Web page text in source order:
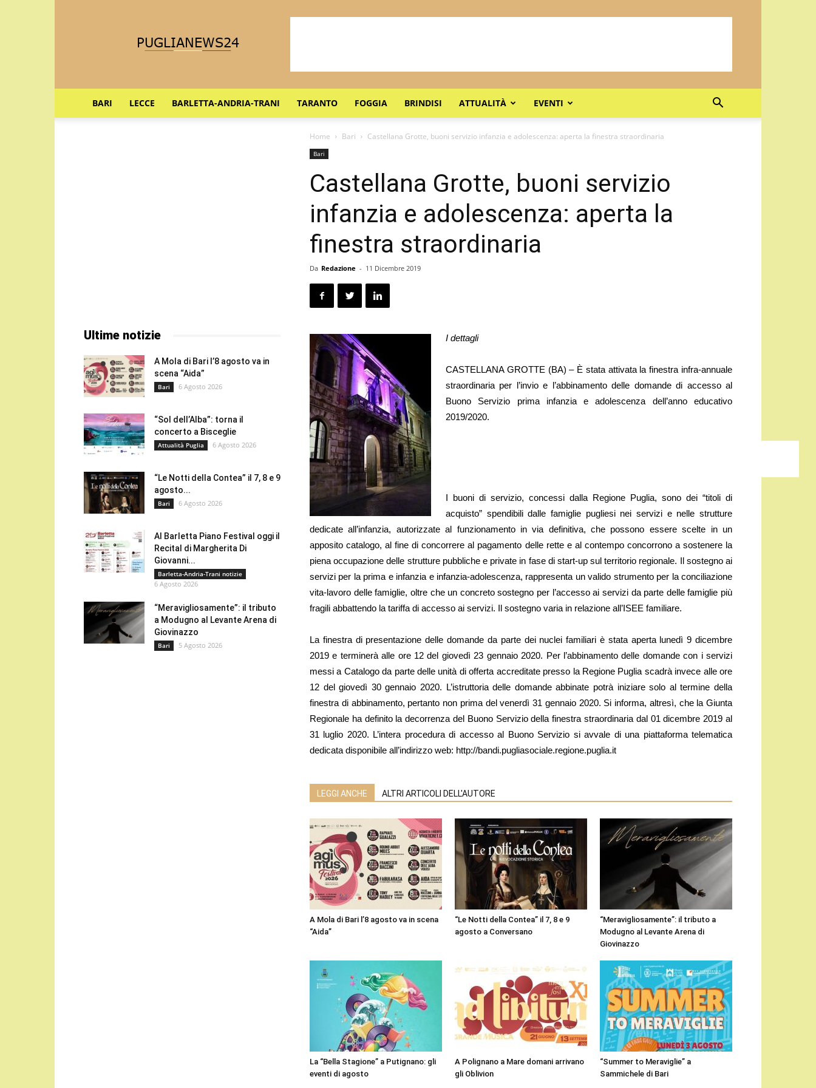
BARI LECCE BARLETTA-ANDRIA-TRANI TARANTO FOGGIA BRINDISI ATTUALITÀ EVENTI
Home Bari Castellana Grotte, buoni servizio infanzia e adolescenza: aperta la finestra straordinaria
Bari
Castellana Grotte, buoni servizio
infanzia e adolescenza: aperta la
finestra straordinaria
Da Redazione - 11 Dicembre 2019
I dettagli
CASTELLANA GROTTE (BA) – È stata attivata la finestra infra-annuale
straordinaria per l’invio e l’abbinamento delle domande di accesso al
Buono Servizio prima infanzia e adolescenza dell’anno educativo
2019/2020.
I buoni di servizio, concessi dalla Regione Puglia, sono dei “titoli di
acquisto” spendibili dalle famiglie pugliesi nei servizi e nelle strutture
dedicate all’infanzia, autorizzate al funzionamento in via definitiva, che possono essere scelte in un
apposito catalogo, al fine di concorrere al pagamento delle rette e al contempo concorrono a sostenere la
piena occupazione delle strutture pubbliche e private in fase di start-up sul territorio regionale. Il sostegno ai
servizi per la prima e infanzia e infanzia-adolescenza, rappresenta un valido strumento per la conciliazione
vita-lavoro delle famiglie, oltre che un concreto sostegno per l’accesso ai servizi da parte delle famiglie più
fragili abbattendo la tariffa di accesso ai servizi. Il sostegno varia in relazione all’ISEE familiare.
La finestra di presentazione delle domande da parte dei nuclei familiari è stata aperta lunedì 9 dicembre
2019 e terminerà alle ore 12 del giovedì 23 gennaio 2020. Per l’abbinamento delle domande con i servizi
messi a Catalogo da parte delle unità di offerta accreditate presso la Regione Puglia scadrà invece alle ore
12 del giovedì 30 gennaio 2020. L’istruttoria delle domande abbinate potrà iniziare solo al termine della
finestra di abbinamento, pertanto non prima del venerdì 31 gennaio 2020. Si informa, altresì, che la Giunta
Regionale ha definito la decorrenza del Buono Servizio della finestra straordinaria dal 01 dicembre 2019 al
31 luglio 2020. L’intera procedura di accesso al Buono Servizio si avvale di una piattaforma telematica
dedicata disponibile all’indirizzo web: http://bandi.pugliasociale.regione.puglia.it
LEGGI ANCHE ALTRI ARTICOLI DELL'AUTORE
A Mola di Bari l’8 agosto va in scena
“Aida”
“Le Notti della Contea” il 7, 8 e 9
agosto a Conversano
“Meravigliosamente”: il tributo a
Modugno al Levante Arena di
Giovinazzo
La “Bella Stagione” a Putignano: gli
eventi di agosto
A Polignano a Mare domani arrivano
gli Oblivion
“Summer to Meraviglie” a
Sammichele di Bari
Ultime notizie
A Mola di Bari l’8 agosto va in
scena “Aida”
Bari 6 Agosto 2026
“Sol dell’Alba”: torna il
concerto a Bisceglie
Attualità Puglia 6 Agosto 2026
“Le Notti della Contea” il 7, 8 e 9
agosto...
Bari 6 Agosto 2026
Al Barletta Piano Festival oggi il
Recital di Margherita Di
Giovanni...
Barletta-Andria-Trani notizie
6 Agosto 2026
“Meravigliosamente”: il tributo
a Modugno al Levante Arena di
Giovinazzo
Bari 5 Agosto 2026